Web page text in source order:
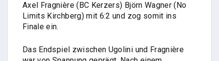
Axel Fragnière (BC Kerzers) Björn Wagner (No
Limits Kirchberg) mit 6:2 und zog somit ins
Finale ein.
Das Endspiel zwischen Ugolini und Fragnière